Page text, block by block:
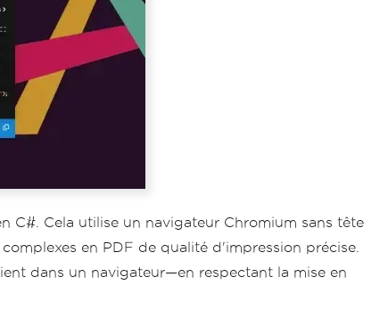
C#. Cela utilise un navigateur Chromium sans tête
en PDF de qualité d'impression précise.
dans un navigateur—en respectant la mise en